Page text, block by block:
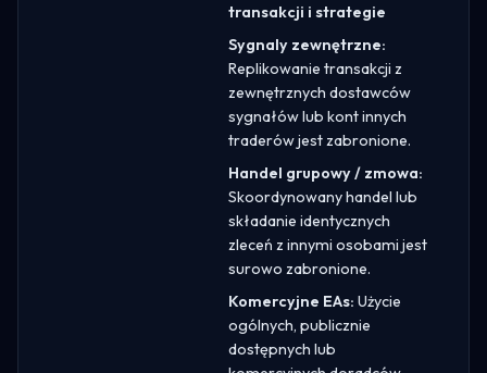
transakcji i strategie
Sygnaly zewnętrzne:
Replikowanie transakcji z
zewnętrznych dostawców
sygnałów lub kont innych
traderów jest zabronione.
Handel grupowy / zmowa:
Skoordynowany handel lub
składanie identycznych
zleceń z innymi osobami jest
surowo zabronione.
Komercyjne EAs: Użycie
ogólnych, publicznie
dostępnych lub